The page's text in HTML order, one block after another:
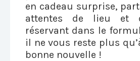
en cadeau surprise,
attentes de lieu et
réservant dans le
il ne vous reste plus
bonne nouvelle !